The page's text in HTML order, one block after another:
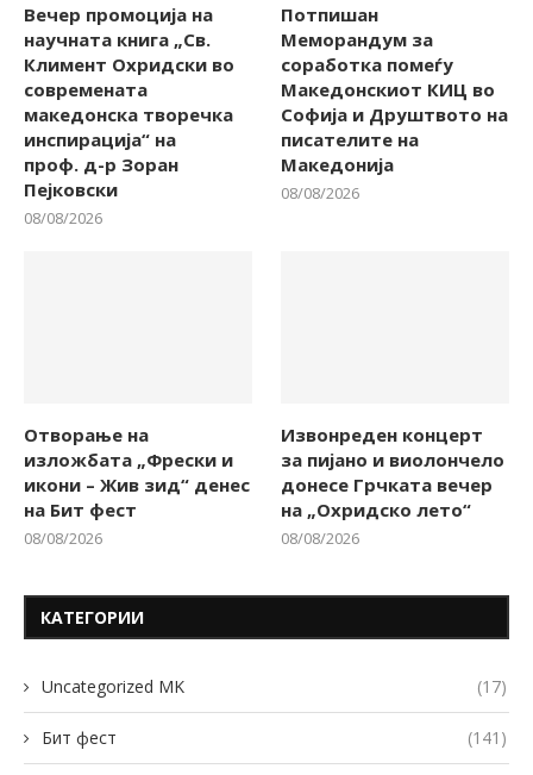
Вечер промоција на
научната книга „Св.
Климент Охридски во
современата
македонска творечка
инспирација“ на
проф. д-р Зоран
Пејковски
08/08/2026
Потпишан
Меморандум за
соработка помеѓу
Македонскиот КИЦ во
Софија и Друштвото на
писателите на
Македонија
08/08/2026
Отворање на
изложбата „Фрески и
икони – Жив зид“ денес
на Бит фест
08/08/2026
Извонреден концерт
за пијано и виолончело
донесе Грчката вечер
на „Охридско лето“
08/08/2026
КАТЕГОРИИ
Uncategorized MK (17)
Бит фест (141)